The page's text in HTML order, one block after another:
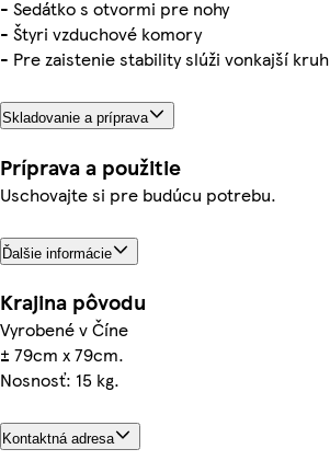
- Sedátko s otvormi pre nohy
- Štyri vzduchové komory
- Pre zaistenie stability slúži vonkajší kruh
Skladovanie a príprava
Príprava a použitie
Uschovajte si pre budúcu potrebu.
Ďalšie informácie
Krajina pôvodu
Vyrobené v Číne
± 79cm x 79cm.
Nosnosť: 15 kg.
Kontaktná adresa